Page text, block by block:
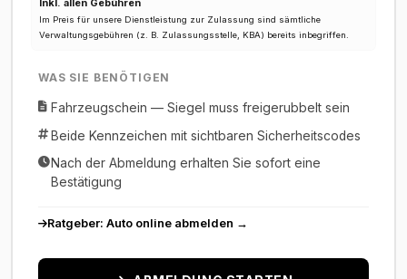
Im Preis für unsere Dienstleistung zur Zulassung sind sämtliche
Verwaltungsgebühren (z. B. Zulassungsstelle, KBA) bereits inbegriffen.
WAS SIE BENÖTIGEN
Fahrzeugschein — Siegel muss freigerubbelt sein
Beide Kennzeichen mit sichtbaren Sicherheitscodes
Nach der Abmeldung erhalten Sie sofort eine
Bestätigung
Ratgeber: Auto online abmelden →